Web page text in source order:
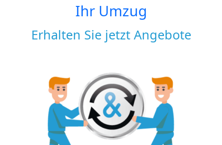
Ihr Umzug
Erhalten Sie jetzt Angebote